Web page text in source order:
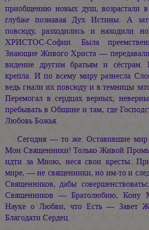
приобщению новых душ, возрастали
глубже познавая Дух Истины. А
повсюду, разходились и находили
ХРИСТОС-Софии. Была
Знающие Живого Христа —
видение другим братьям и
крепла. И по всему миру разнесла
ведь гнали их повсюду и в темницы
Перемогал в сердцах верных;
пребывать в Общине и там, где
Любовь Божья.
Сегодня — то же. Оставившие
Мои Священники! Только Живой
идти за Мною, неся свои кресты.
мире, — не священники, но им-то и
Священников, дабы
Священников — Братолюбию, Кону
Науке о Любви, что Есть — Завет
Благодати Сердец.